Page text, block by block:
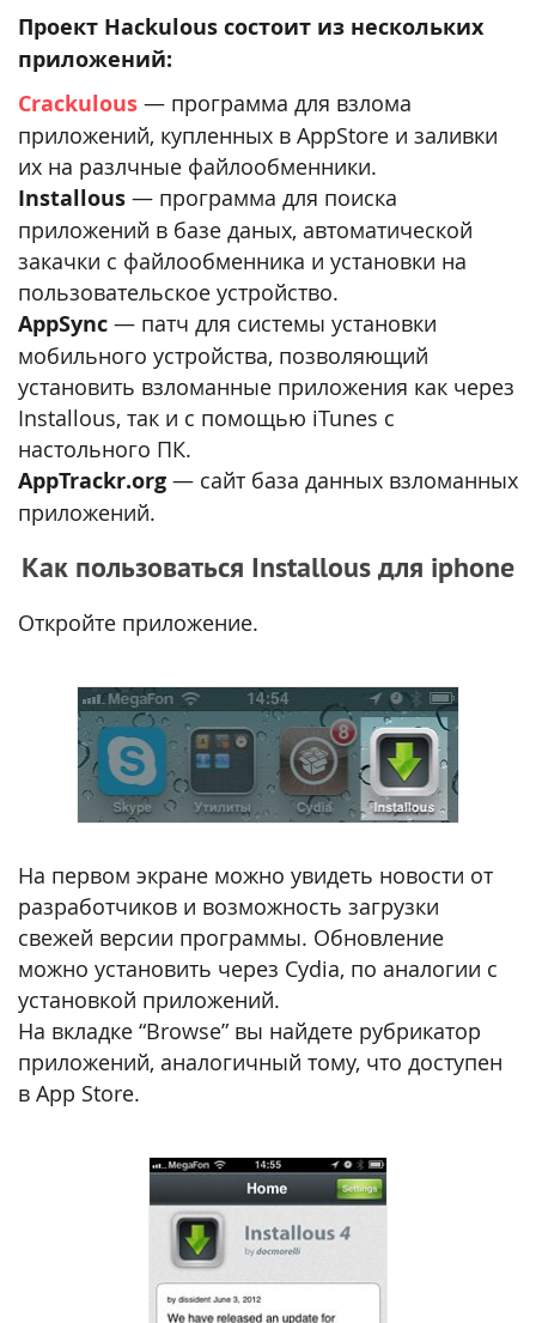
Проект Hackulous состоит из нескольких
приложений:
Crackulous — программа для взлома
приложений, купленных в AppStore и заливки
их на разлчные файлообменники.
Installous — программа для поиска
приложений в базе даных, автоматической
закачки с файлообменника и установки на
пользовательское устройство.
AppSync — патч для системы установки
мобильного устройства, позволяющий
установить взломанные приложения как через
Installous, так и с помощью iTunes с
настольного ПК.
AppTrackr.org — сайт база данных взломанных
приложений.
Как пользоваться Installous для iphone
Откройте приложение.
На первом экране можно увидеть новости от
разработчиков и возможность загрузки
свежей версии программы. Обновление
можно установить через Cydia, по аналогии с
установкой приложений.
На вкладке “Browse” вы найдете рубрикатор
приложений, аналогичный тому, что доступен
в App Store.